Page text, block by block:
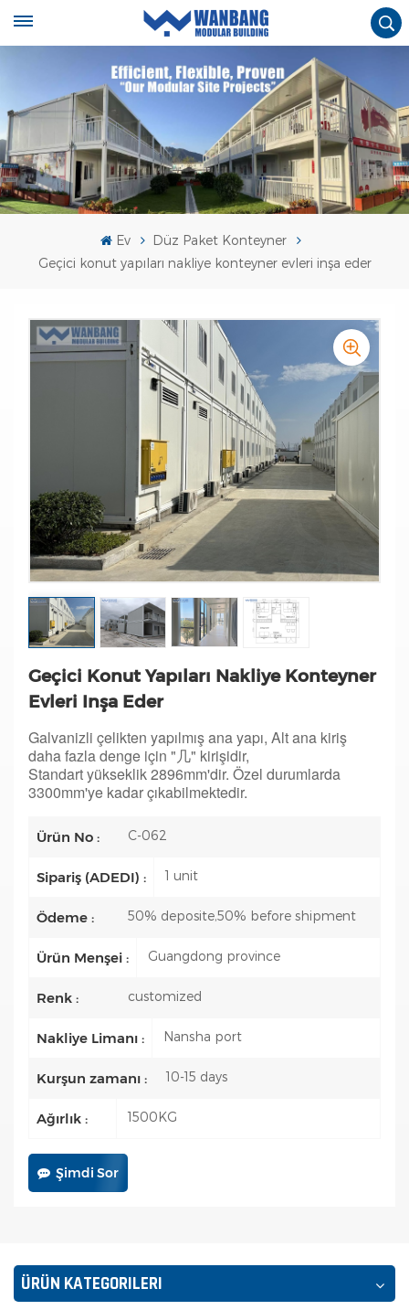
Ev
Düz Paket Konteyner
Geçici konut yapıları nakliye konteyner evleri inşa eder
Geçici Konut Yapıları Nakliye Konteyner
Evleri Inşa Eder
Galvanizli çelikten yapılmış ana yapı, Alt ana kiriş
daha fazla denge için "几" kirişidir,
Standart yükseklik 2896mm'dir. Özel durumlarda
3300mm'ye kadar çıkabilmektedir.
Ürün No : C-062
Sipariş (ADEDI) : 1 unit
Ödeme : 50% deposite,50% before shipment
Ürün Menşei : Guangdong province
Renk : customized
Nakliye Limanı : Nansha port
Kurşun zamanı : 10-15 days
Ağırlık : 1500KG
Şimdi Sor
ÜRÜN KATEGORILERI